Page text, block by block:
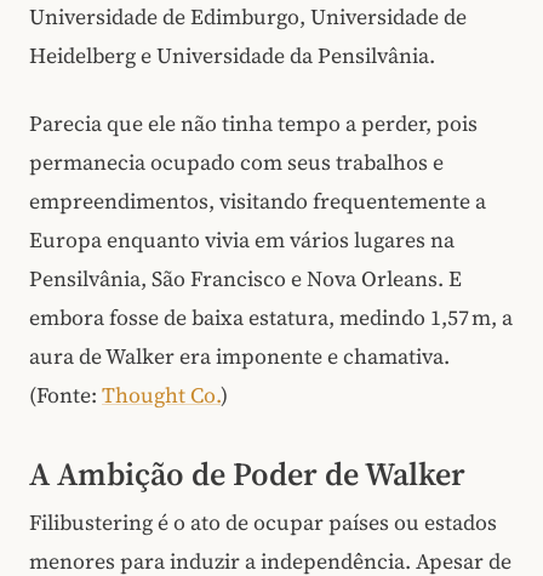
Universidade de Edimburgo, Universidade de
Heidelberg e Universidade da Pensilvânia.
Parecia que ele não tinha tempo a perder, pois
permanecia ocupado com seus trabalhos e
empreendimentos, visitando frequentemente a
Europa enquanto vivia em vários lugares na
Pensilvânia, São Francisco e Nova Orleans. E
embora fosse de baixa estatura, medindo 1,57 m, a
aura de Walker era imponente e chamativa.
(Fonte: Thought Co.)
A Ambição de Poder de Walker
Filibustering é o ato de ocupar países ou estados
menores para induzir a independência. Apesar de